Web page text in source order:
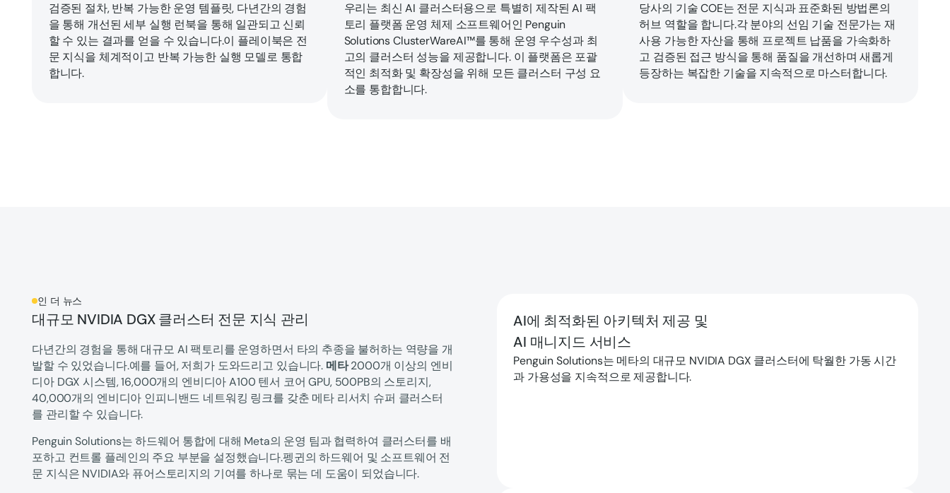
검증된 절차, 반복 가능한 운영 템플릿, 다년간의 경험
을 통해 개선된 세부 실행 런북을 통해 일관되고 신뢰
할 수 있는 결과를 얻을 수 있습니다.이 플레이북은 전
문 지식을 체계적이고 반복 가능한 실행 모델로 통합
합니다.
우리는 최신 AI 클러스터용으로 특별히 제작된 AI 팩
토리 플랫폼 운영 체제 소프트웨어인 Penguin
Solutions ClusterWareAI™를 통해 운영 우수성과 최
고의 클러스터 성능을 제공합니다. 이 플랫폼은 포괄
적인 최적화 및 확장성을 위해 모든 클러스터 구성 요
소를 통합합니다.
당사의 기술 COE는 전문 지식과 표준화된 방법론의
허브 역할을 합니다.각 분야의 선임 기술 전문가는 재
사용 가능한 자산을 통해 프로젝트 납품을 가속화하
고 검증된 접근 방식을 통해 품질을 개선하며 새롭게
등장하는 복잡한 기술을 지속적으로 마스터합니다.
인 더 뉴스
대규모 NVIDIA DGX 클러스터 전문 지식 관리
다년간의 경험을 통해 대규모 AI 팩토리를 운영하면서 타의 추종을 불허하는 역량을 개
발할 수 있었습니다.예를 들어, 저희가 도와드리고 있습니다. 메타2000개 이상의 엔비
디아 DGX 시스템, 16,000개의 엔비디아 A100 텐서 코어 GPU, 500PB의 스토리지,
40,000개의 엔비디아 인피니밴드 네트워킹 링크를 갖춘 메타 리서치 슈퍼 클러스터
를 관리할 수 있습니다.
Penguin Solutions는 하드웨어 통합에 대해 Meta의 운영 팀과 협력하여 클러스터를 배
포하고 컨트롤 플레인의 주요 부분을 설정했습니다.펭귄의 하드웨어 및 소프트웨어 전
문 지식은 NVIDIA와 퓨어스토리지의 기여를 하나로 묶는 데 도움이 되었습니다.
AI에 최적화된 아키텍처 제공 및
AI 매니지드 서비스
Penguin Solutions는 메타의 대규모 NVIDIA DGX 클러스터에 탁월한 가동 시간
과 가용성을 지속적으로 제공합니다.